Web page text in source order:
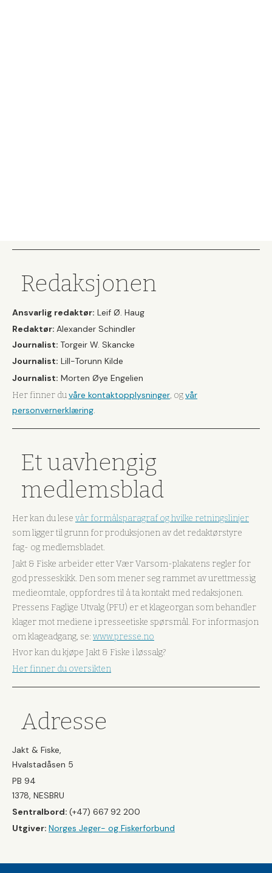
Redaksjonen
Ansvarlig redaktør: Leif Ø. Haug
Redaktør: Alexander Schindler
Journalist: Torgeir W. Skancke
Journalist: Lill-Torunn Kilde
Journalist: Morten Øye Engelien
Her finner duvåre kontaktopplysninger, ogvår
personvernerklæring.
Et uavhengig
medlemsblad
Her kan du lese vår formålsparagraf og hvilke retningslinjer
som ligger til grunn for produksjonen av det redaktørstyre
fag- og medlemsbladet.
Jakt & Fiske arbeider etter Vær Varsom-plakatens regler for
god presseskikk. Den som mener seg rammet av urettmessig
medieomtale, oppfordres til å ta kontakt med redaksjonen.
Pressens Faglige Utvalg (PFU) er et klageorgan som behandler
klager mot mediene i presseetiske spørsmål. For informasjon
om klageadgang, se: www.presse.no
Hvor kan du kjøpe Jakt & Fiske i løssalg?
Her finner du oversikten
Adresse
Jakt & Fiske,
Hvalstadåsen 5
PB 94
1378, NESBRU
Sentralbord: (+47) 667 92 200
Utgiver: Norges Jeger- og Fiskerforbund